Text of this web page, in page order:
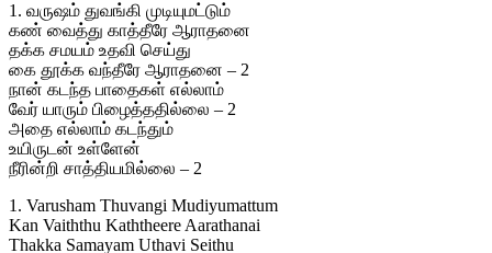
1. வருஷம் துவங்கி முடியுமட்டும்
கண் வைத்து காத்தீரே ஆராதனை
தக்க சமயம் உதவி செய்து
கை தூக்க வந்தீரே ஆராதனை – 2
நான் கடந்த பாதைகள் எல்லாம்
வேர் யாரும் பிழைத்ததில்லை – 2
அதை எல்லாம் கடந்தும்
உயிருடன் உள்ளேன்
நீரின்றி சாத்தியமில்லை – 2
1. Varusham Thuvangi Mudiyumattum
Kan Vaiththu Kaththeere Aarathanai
Thakka Samayam Uthavi Seithu